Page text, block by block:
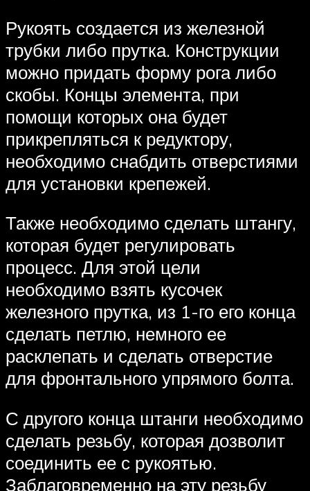
Рукоять создается из железной
трубки либо прутка. Конструкции
можно придать форму рога либо
скобы. Концы элемента, при
помощи которых она будет
прикрепляться к редуктору,
необходимо снабдить отверстиями
для установки крепежей.
Также необходимо сделать штангу,
которая будет регулировать
процесс. Для этой цели
необходимо взять кусочек
железного прутка, из 1-го его конца
сделать петлю, немного ее
расклепать и сделать отверстие
для фронтального упрямого болта.
С другого конца штанги необходимо
сделать резьбу, которая дозволит
соединить ее с рукоятью.
Заблаговременно на эту резьбу